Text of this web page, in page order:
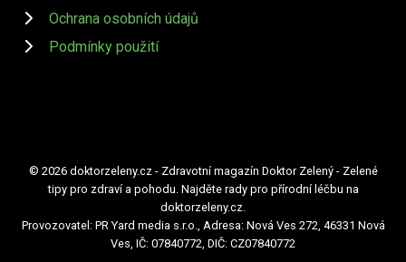
Ochrana osobních údajů
Podmínky použití
© 2026 doktorzeleny.cz - Zdravotní magazín Doktor Zelený - Zelené
tipy pro zdraví a pohodu. Najděte rady pro přírodní léčbu na
doktorzeleny.cz.
Provozovatel: PR Yard media s.r.o., Adresa: Nová Ves 272, 46331 Nová
Ves, IČ: 07840772, DIČ: CZ07840772